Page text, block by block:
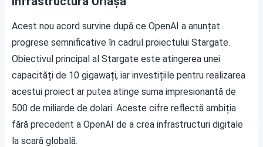
Acest nou acord survine după ce OpenAI a anunțat
progrese semnificative în cadrul proiectului Stargate.
Obiectivul principal al Stargate este atingerea unei
capacități de 10 gigawați, iar investițiile pentru realizarea
acestui proiect ar putea atinge suma impresionantă de
500 de miliarde de dolari. Aceste cifre reflectă ambiția
fără precedent a OpenAI de a crea infrastructuri digitale
la scară globală.